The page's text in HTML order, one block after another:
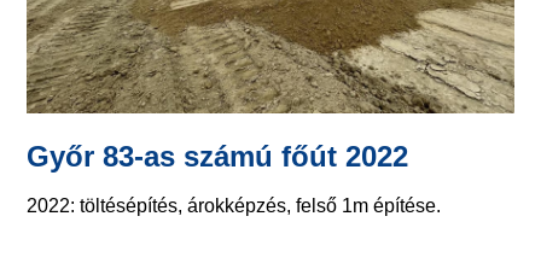
Győr 83-as számú főút 2022
2022: töltésépítés, árokképzés, felső 1m építése.